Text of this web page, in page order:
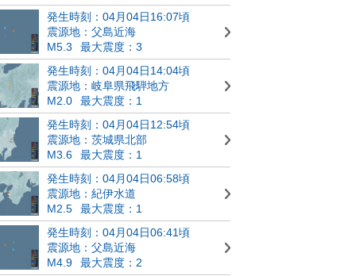
発生時刻：04月04日16:07頃
震源地：父島近海
M5.3
最大震度：3
発生時刻：04月04日14:04頃
震源地：岐阜県飛騨地方
M2.0
最大震度：1
発生時刻：04月04日12:54頃
震源地：茨城県北部
M3.6
最大震度：1
発生時刻：04月04日06:58頃
震源地：紀伊水道
M2.5
最大震度：1
発生時刻：04月04日06:41頃
震源地：父島近海
M4.9
最大震度：2